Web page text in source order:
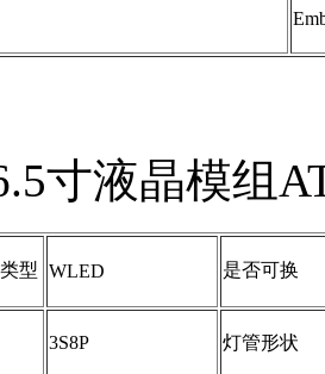
寸液晶模组
型 WLED 是否可换
3S8P 灯管形状